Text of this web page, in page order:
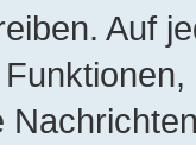
Auf